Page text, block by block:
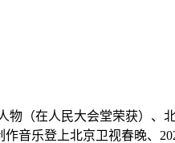
（在人民大会堂荣获）、
音乐登上北京卫视春晚、